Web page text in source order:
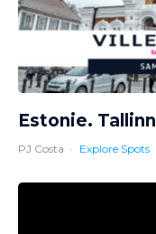
Estonie.
PJ Costa · Explore Spots